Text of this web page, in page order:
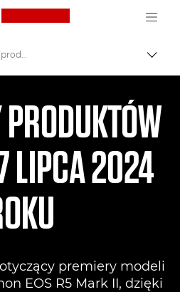
Canon Logo, back
Warsztaty i wydarzenia fotograficzne
Wydarzenie premierowe produktu Canon NA ŻYWO
LIPCA 2024
premiery modeli
EOS R5 Mark II, dzięki